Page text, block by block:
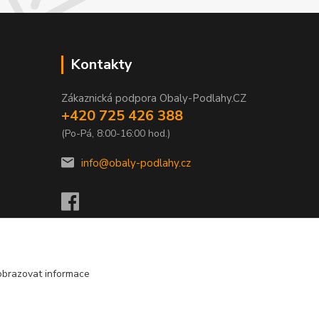
Kontakty
Zákaznická podpora Obaly-Podlahy.CZ
+420 725 426 388
(Po-Pá, 8:00-16:00 hod.)
info@obaly-podlahy.cz
informace